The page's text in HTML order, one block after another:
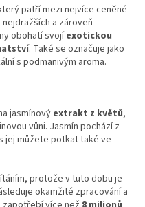
patří mezi nejvíce ceněné
a zároveň
obohatí svojíexotickou
. Také se označuje jako
s podmanivým aroma.
jasmínový extrakt z květů,
vůni. Jasmín pochází z
jej můžete potkat také ve
protože v tuto dobu je
okamžité zpracování a